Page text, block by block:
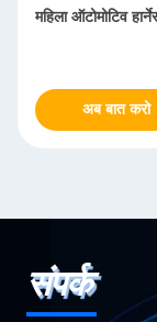
महिला ऑटोमोटिव
अब बात करो
संपर्क